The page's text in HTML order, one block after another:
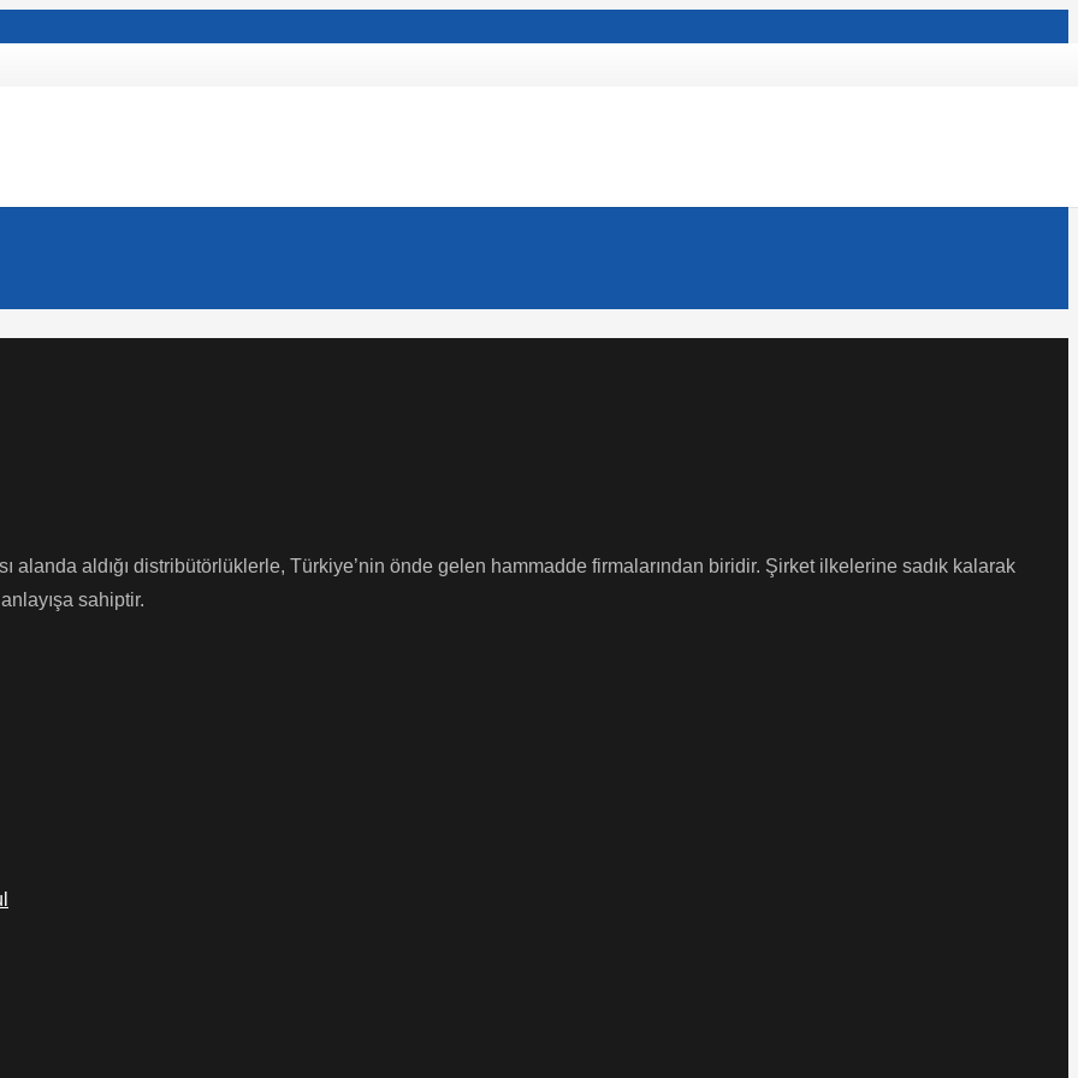
alanda aldığı distribütörlüklerle, Türkiye’nin önde gelen hammadde firmalarından biridir. Şirket ilkelerine sadık kalarak
sahiptir.